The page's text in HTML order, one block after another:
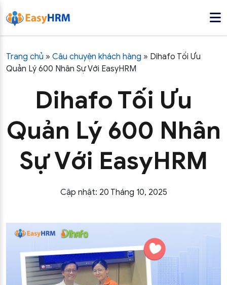
Trang chủ » Câu chuyện khách hàng » Dihafo Tối Ưu
Quản Lý 600 Nhân Sự Với EasyHRM
Dihafo Tối Ưu
Quản Lý 600 Nhân
Sự Với EasyHRM
Cập nhật: 20 Tháng 10, 2025